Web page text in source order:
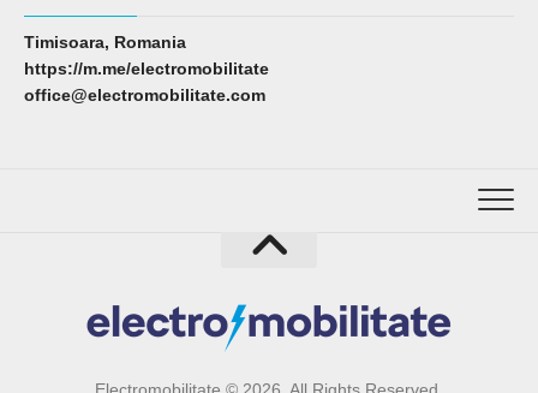
Timisoara, Romania
https://m.me/electromobilitate
office@electromobilitate.com
Electromobilitate © 2026. All Rights Reserved.